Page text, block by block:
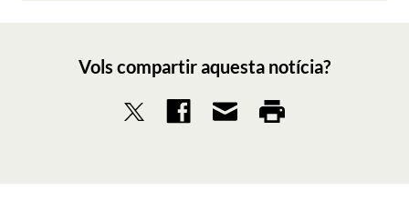
Vols compartir aquesta notícia?